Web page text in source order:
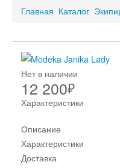
Главная Каталог
Нет в наличии
12 200₽
Характеристики
Описание
Характеристики
Доставка